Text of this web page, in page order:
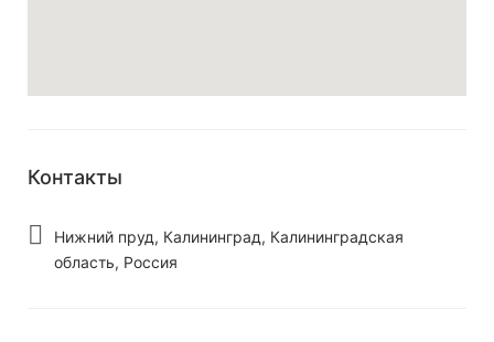
Контакты
Нижний пруд, Калининград, Калининградская
область, Россия